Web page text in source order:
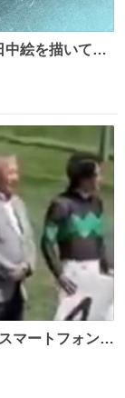
中絵を描いてる
・シャツをズ
用 私も口